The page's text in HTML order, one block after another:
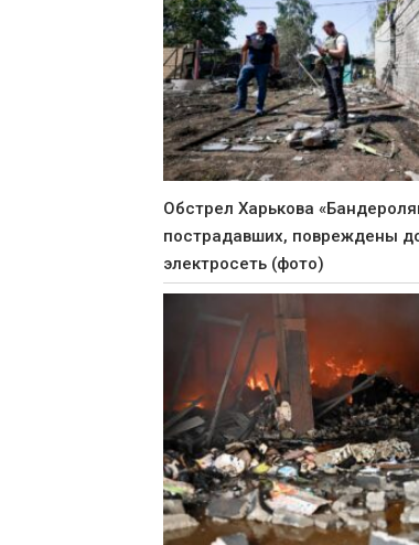
Обстрел Харькова
пострадавших, повреждены
электросеть (фото)